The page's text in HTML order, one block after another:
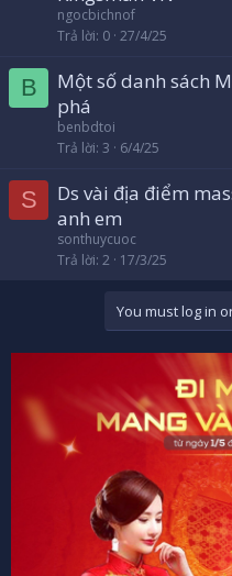
ngocbichnof
Trả lời 0 27/4/25
B
Một số danh sách
phá
benbdtoi
Trả lời 3 6/4/25
S
Ds vài địa điểm
anh em
sonthuycuoc
Trả lời 2 17/3/25
You must log in